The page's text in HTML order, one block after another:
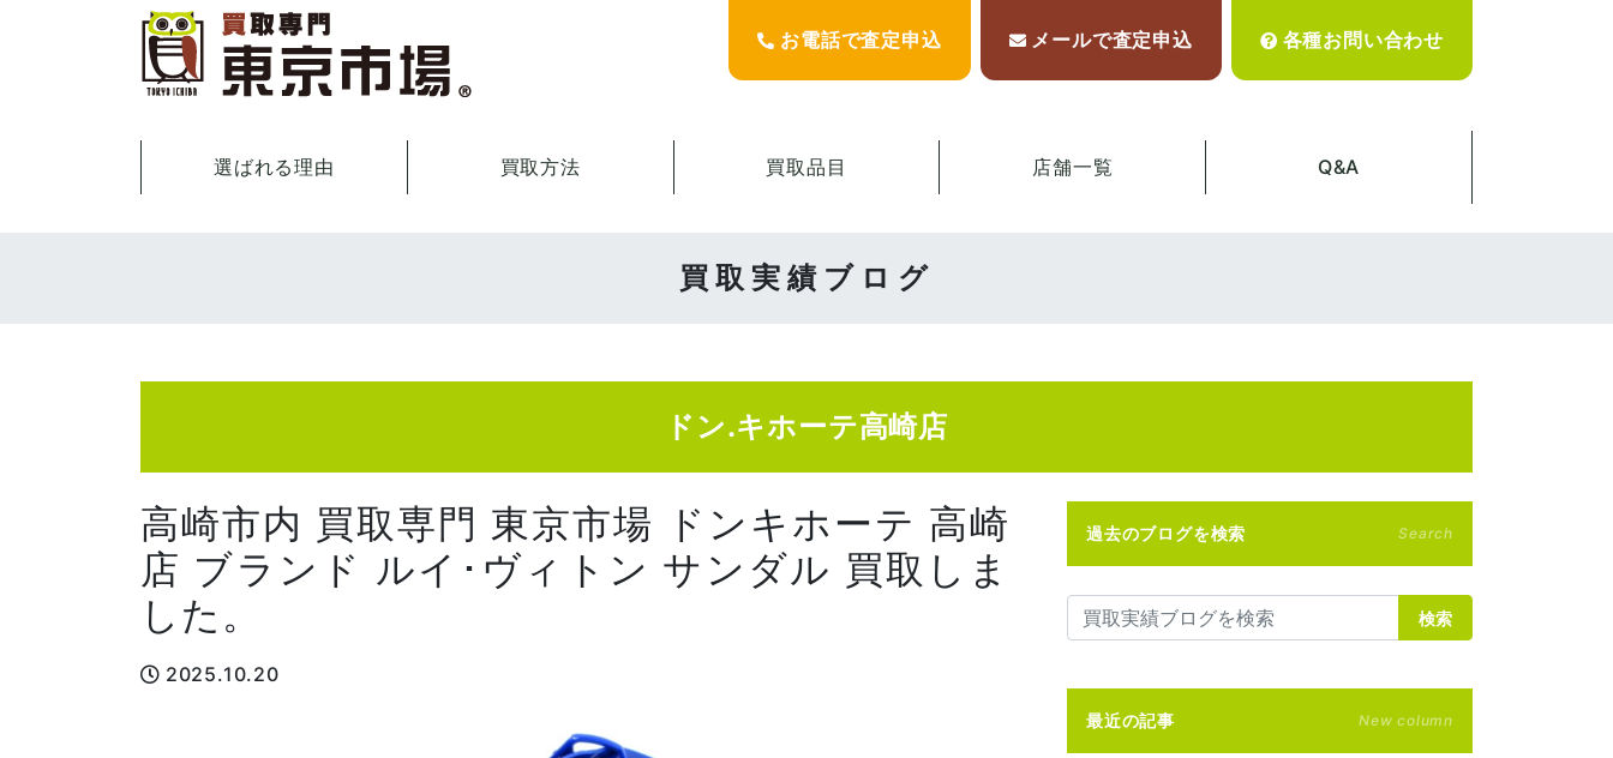
お電話で査定申込 メールで査定申込 各種お問い合わせ
選ばれる理由 買取方法 買取品目 店舗一覧 Q&A
買取実績ブログ
ドン.キホーテ高崎店
高崎市内 買取専門 東京市場 ドンキホーテ 高崎
店 ブランド ルイ･ヴィトン サンダル 買取しま
した。
2025.10.20
過去のブログを検索 Search
検索
最近の記事 New column